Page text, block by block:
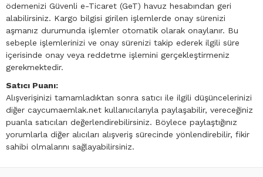
ödemenizi Güvenli e-Ticaret (GeT) havuz hesabından geri
alabilirsiniz. Kargo bilgisi girilen işlemlerde onay sürenizi
aşmanız durumunda işlemler otomatik olarak onaylanır. Bu
sebeple işlemlerinizi ve onay sürenizi takip ederek ilgili süre
içerisinde onay veya reddetme işlemini gerçekleştirmeniz
gerekmektedir.
Satıcı Puanı:
Alışverişinizi tamamladıktan sonra satıcı ile ilgili düşüncelerinizi
diğer caycumaemlak.net kullanıcılarıyla paylaşabilir, vereceğiniz
puanla satıcıları değerlendirebilirsiniz. Böylece paylaştığınız
yorumlarla diğer alıcıları alışveriş sürecinde yönlendirebilir, fikir
sahibi olmalarını sağlayabilirsiniz.